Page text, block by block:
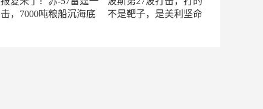
击，7000吨粮船沉海底
不是靶子，是美利坚命